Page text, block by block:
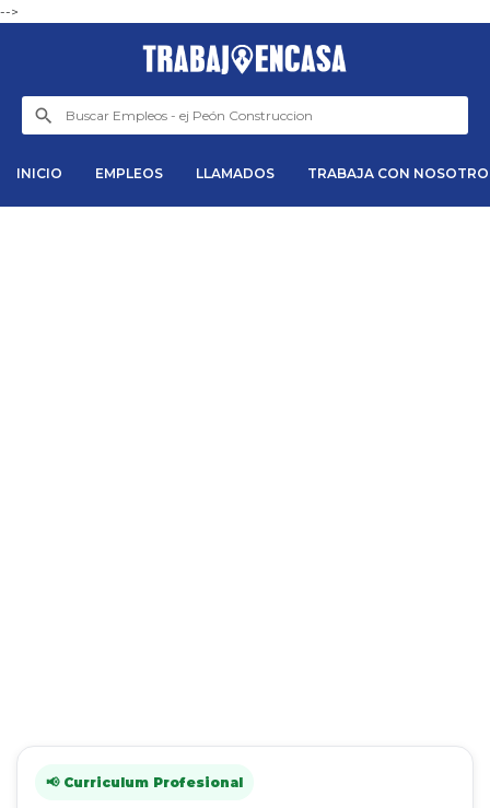
-->
INICIO EMPLEOS LLAMADOS TRABAJA CON
📢 Curriculum Profesional